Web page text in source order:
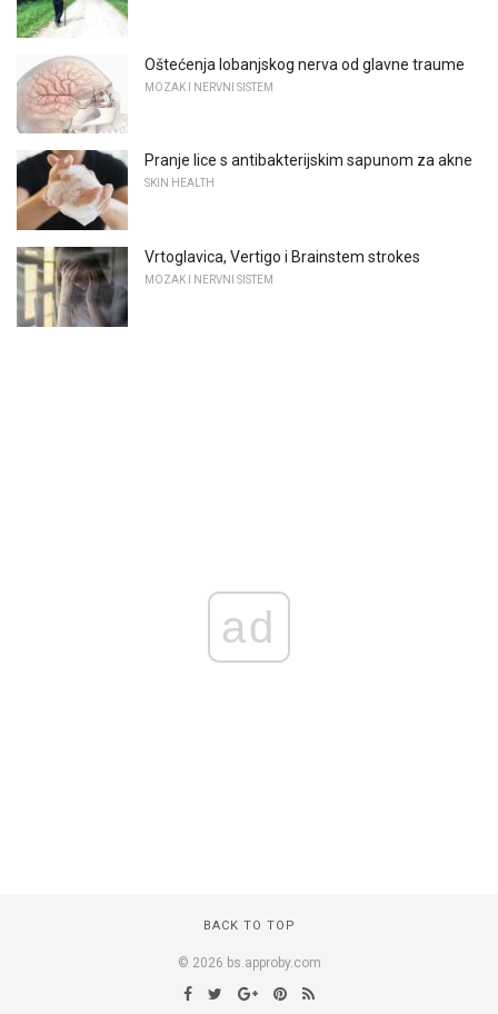
Oštećenja lobanjskog nerva od glavne traume
MOZAK I NERVNI SISTEM
Pranje lice s antibakterijskim sapunom za akne
SKIN HEALTH
Vrtoglavica, Vertigo i Brainstem strokes
MOZAK I NERVNI SISTEM
ad
BACK TO TOP
© 2026 bs.approby.com